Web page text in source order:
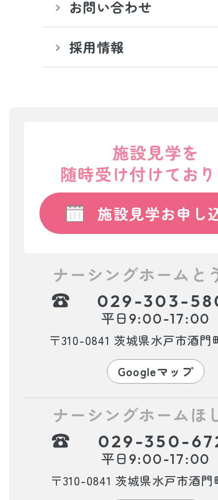
お問い合わせ
採用情報
施設見学を
随時受け付けてお
施設見学お申し
ナーシングホームと
029-303-
平日 9:00-17:00
〒310-0841 茨城県水戸市酒門
Googleマップ
ナーシングホームほ
029-350-
平日 9:00-17:00
〒310-0841 茨城県水戸市酒門